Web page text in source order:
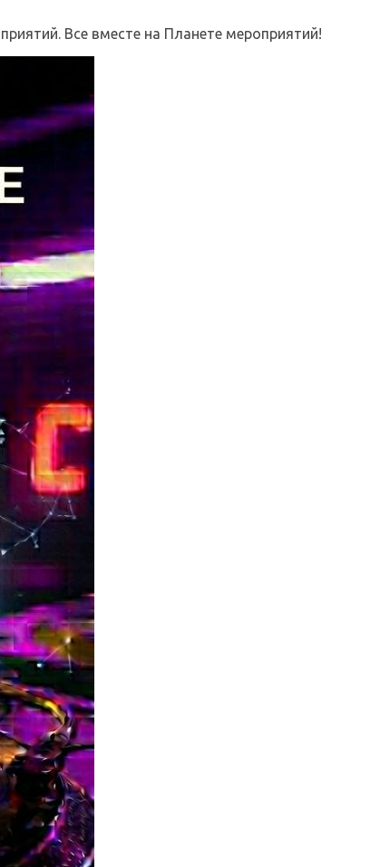
Все вместе на Планете мероприятий!